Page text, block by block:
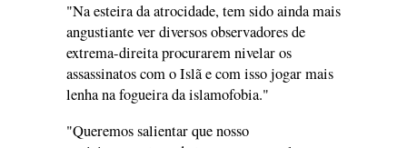
"Na esteira da atrocidade, tem sido ainda mais
angustiante ver diversos observadores de
extrema-direita procurarem nivelar os
assassinatos com o Islã e com isso jogar mais
lenha na fogueira da islamofobia."
"Queremos salientar que nosso